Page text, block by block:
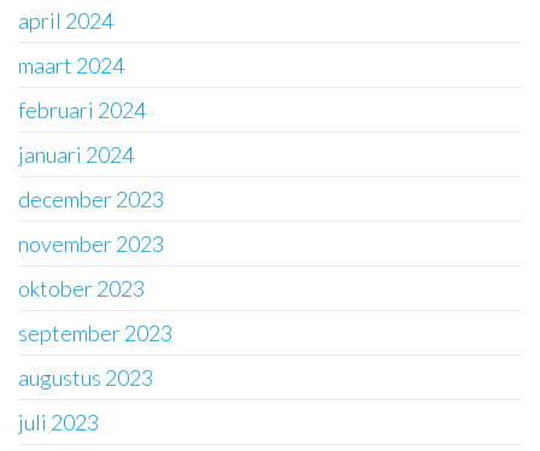
april 2024
maart 2024
februari 2024
januari 2024
december 2023
november 2023
oktober 2023
september 2023
augustus 2023
juli 2023